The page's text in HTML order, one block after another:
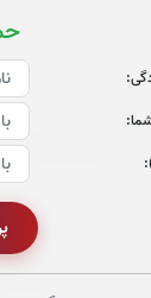
جزء 9
بار
0